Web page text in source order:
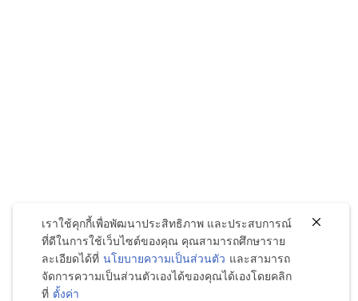
เราใช้คุกกี้เพื่อพัฒนาประสิทธิภาพ และประสบการณ์
ที่ดีในการใช้เว็บไซต์ของคุณ คุณสามารถศึกษาราย
ละเอียดได้ที่ นโยบายความเป็นส่วนตัว และสามารถ
จัดการความเป็นส่วนตัวเองได้ของคุณได้เองโดยคลิก
ที่ ตั้งค่า